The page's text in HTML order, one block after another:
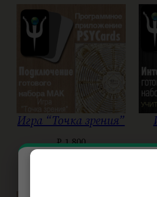
Игра “Точка зрения”
₽1 800
Летний